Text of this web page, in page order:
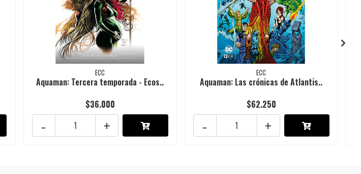
ECC
Aquaman: Tercera temporada - Ecos..
$36.000
+
-
ECC
Aquaman: Las crónicas de Atlantis..
$62.250
+
-